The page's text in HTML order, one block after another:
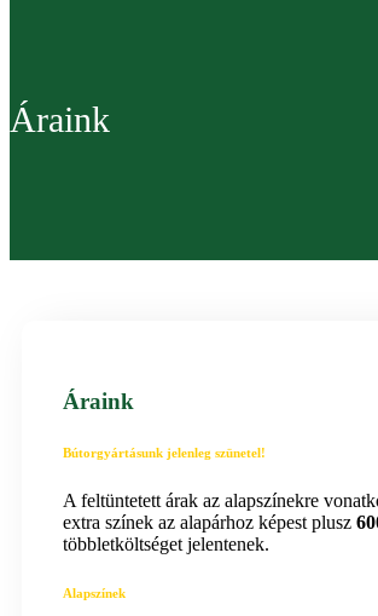
Áraink
Áraink
Bútorgyártásunk jelenleg szünetel!
A feltüntetett árak az alapszínekre
extra színek az alapárhoz képest plusz
többletköltséget jelentenek.
Alapszínek